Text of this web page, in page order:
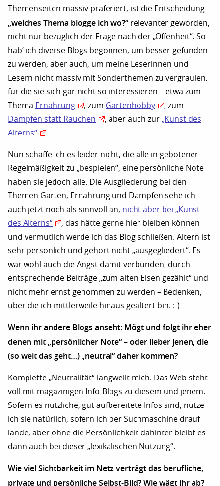
Themenseiten massiv präferiert, ist die Entscheidung
„welches Thema blogge ich wo?“ relevanter geworden,
nicht nur bezüglich der Frage nach der „Offenheit“. So
hab‘ ich diverse Blogs begonnen, um besser gefunden
zu werden, aber auch, um meine Leserinnen und
Lesern nicht massiv mit Sonderthemen zu vergraulen,
für die sie sich gar nicht so interessieren – etwa zum
Thema Ernährung , zum Gartenhobby
, zum
Dampfen statt Rauchen
, aber auch zur „Kunst des
Alterns“
.
Nun schaffe ich es leider nicht, die alle in gebotener
Regelmäßigkeit zu „bespielen“, eine persönliche Note
haben sie jedoch alle. Die Ausgliederung bei den
Themen Garten, Ernährung und Dampfen sehe ich
auch jetzt noch als sinnvoll an, nicht aber bei „Kunst
des Alterns“
, das hätte gerne hier bleiben können
und vermutlich werde ich das Blog schließen. Altern ist
sehr persönlich und gehört nicht „ausgegliedert“. Es
war wohl auch die Angst damit verbunden, durch
entsprechende Beiträge „zum alten Eisen gezählt“ und
nicht mehr ernst genommen zu werden – Bedenken,
über die ich mittlerweile hinaus gealtert bin. :-)
Wenn ihr andere Blogs anseht: Mögt und folgt ihr eher
denen mit „persönlicher Note“ – oder lieber jenen, die
(so weit das geht…) „neutral“ daher kommen?
Komplette „Neutralität“ langweilt mich. Das Web steht
voll mit magazinigen Info-Blogs zu diesem und jenem.
Sofern es nützliche, gut aufbereitete Infos sind, nutze
ich sie natürlich, sofern ich per Suchmaschine drauf
lande, aber ohne die Persönlichkeit dahinter bleibt es
dann auch bei dieser „lexikalischen Nutzung“.
Wie viel Sichtbarkeit im Netz verträgt das berufliche,
private und persönliche Selbst-Bild? Wie wägt ihr ab?